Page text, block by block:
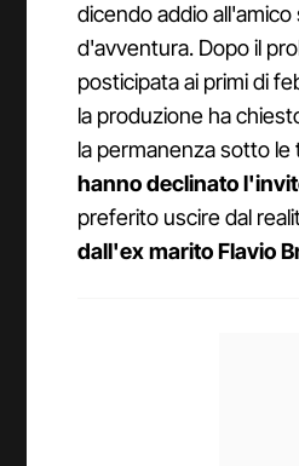
dicendo addio all'amico
d'avventura. Dopo il
posticipata ai primi di
la produzione ha
la permanenza sotto
hanno declinato
preferito uscire dal
dall'ex marito Flavio